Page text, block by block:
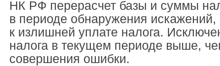
НК РФ перерасчет базы и суммы
в периоде обнаружения
к излишней уплате налога.
налога в текущем периоде выше,
совершения ошибки.